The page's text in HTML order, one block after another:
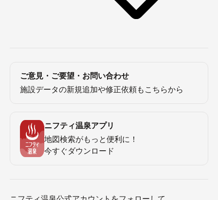
ご意見・ご要望・お問い合わせ
施設データの新規追加や修正依頼もこちらから
ニフティ温泉アプリ
地図検索がもっと便利に！
今すぐダウンロード